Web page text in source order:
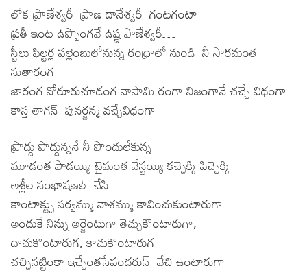
లోక ప్రాణేశ్వరీ ప్రాణ దానేశ్వరీ గంటగంటా
ప్రతీ ఇంట ఉప్పొంగవే ఉష్ణ పాణేశ్వరీ…
స్టీలు ఫిల్టర్ల పల్లెంబులోనున్న రంధ్రాలో నుండి నీ సారమంత
సుతారంగ
జారంగ నోరూరుచూడంగ నాసామి రంగా నిజంగానే చచ్చే విధంగా
కాస్త తాగన్ పునర్జన్మ వచ్చేవిధంగా
ప్రొద్దు పొద్దున్ననే నీ పొందులేకున్న
మూడంత పాడయ్యి టైమంత వేస్టయ్యి కచ్చెక్కి పిచ్చెక్కి
అశ్లీల సంభాషణల్ చేసి
కాంటాక్ట్సు సర్వమ్ము నాశమ్ము కావించుకుంటారుగా
అందుకే నిన్ను అర్జెంటుగా తెచ్చుకొంటారుగా,
దాచుకొంటారుగ, కాచుకొంటారుగ
చచ్చినట్టింకా ఇచ్చేంతసేపందరున్ వేచి ఉంటారుగా